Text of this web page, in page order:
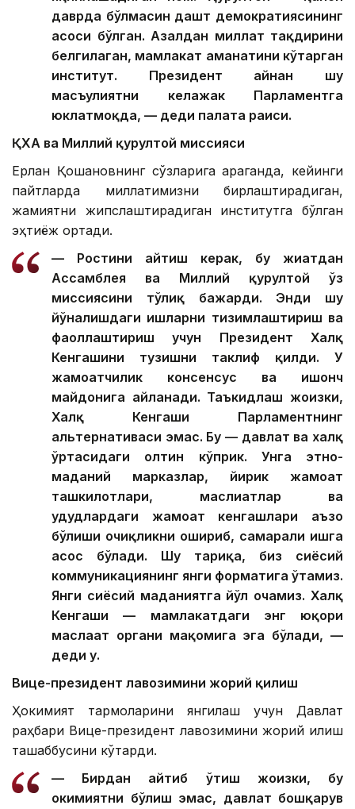
даврда бўлмасин дашт демократиясининг
асоси бўлган. Азалдан миллат тақдирини
белгилаган, мамлакат аманатини кўтарган
институт. Президент айнан шу
масъулиятни келажак Парламентга
юклатмоқда, — деди палата раиси.
ҚХА ва Миллий қурултой миссияси
Ерлан Қошановнинг сўзларига қараганда, кейинги
пайтларда миллатимизни бирлаштирадиган,
жамиятни жипслаштирадиган институтга бўлган
эҳтиёж ортади.
— Ростини айтиш керак, бу жиҳатдан
Ассамблея ва Миллий қурултой ўз
миссиясини тўлиқ бажарди. Энди шу
йўналишдаги ишларни тизимлаштириш ва
фаоллаштириш учун Президент Халқ
Кенгашини тузишни таклиф қилди. У
жамоатчилик консенсус ва ишонч
майдонига айланади. Таъкидлаш жоизки,
Халқ Кенгаши Парламентнинг
альтернативаси эмас. Бу — давлат ва халқ
ўртасидаги олтин кўприк. Унга этно-
маданий марказлар, йирик жамоат
ташкилотлари, маслиҳатлар ва
ҳудудлардаги жамоат кенгашлари аъзо
бўлиши очиқликни ошириб, самарали ишга
асос бўлади. Шу тариқа, биз сиёсий
коммуникациянинг янги форматига ўтамиз.
Янги сиёсий маданиятга йўл очамиз. Халқ
Кенгаши — мамлакатдаги энг юқори
маслаҳат органи мақомига эга бўлади, —
деди у.
Вице-президент лавозимини жорий қилиш
Ҳокимият тармоқларини янгилаш учун Давлат
раҳбари Вице-президент лавозимини жорий қилиш
ташаббусини кўтарди.
— Бирдан айтиб ўтиш жоизки, бу
ҳокимиятни бўлиш эмас, давлат бошқарув